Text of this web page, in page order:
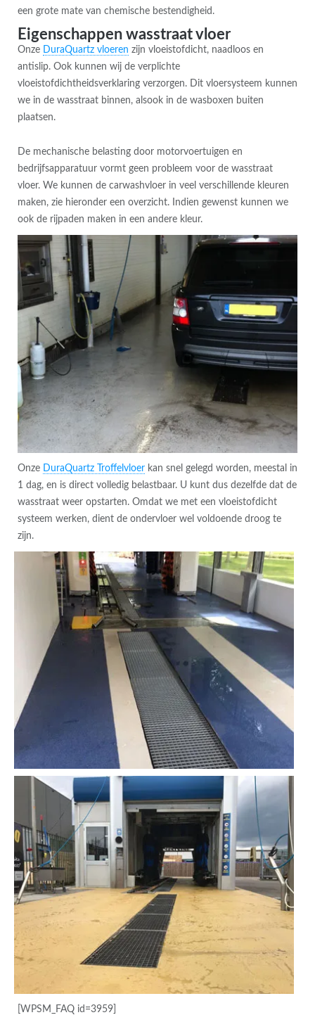
een grote mate van chemische bestendigheid.
Eigenschappen wasstraat vloer
Onze DuraQuartz vloeren zijn vloeistofdicht, naadloos en
antislip. Ook kunnen wij de verplichte
vloeistofdichtheidsverklaring verzorgen. Dit vloersysteem kunnen
we in de wasstraat binnen, alsook in de wasboxen buiten
plaatsen.
De mechanische belasting door motorvoertuigen en
bedrijfsapparatuur vormt geen probleem voor de wasstraat
vloer. We kunnen de carwashvloer in veel verschillende kleuren
maken, zie hieronder een overzicht. Indien gewenst kunnen we
ook de rijpaden maken in een andere kleur.
Onze DuraQuartz Troffelvloerkan snel gelegd worden, meestal in
1 dag, en is direct volledig belastbaar. U kunt dus dezelfde dat de
wasstraat weer opstarten. Omdat we met een vloeistofdicht
systeem werken, dient de ondervloer wel voldoende droog te
zijn.
[WPSM_FAQ id=3959]